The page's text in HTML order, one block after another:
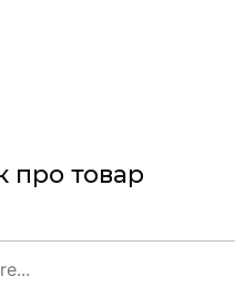
про товар